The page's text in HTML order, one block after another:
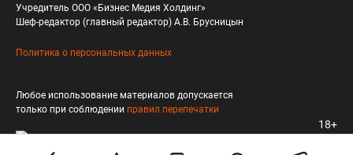
Учредитель ООО «Бизнес Медия Холдинг»
Шеф-редактор (главный редактор) А.В. Брусницын
Политика о персональных данных
Любое использование материалов допускается
только при соблюдении правил перепечатки
18+